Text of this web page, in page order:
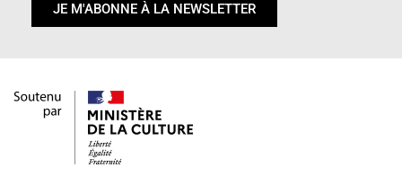
JE M'ABONNE À LA NEWSLETTER